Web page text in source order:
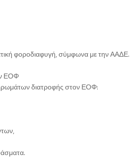
φοροδιαφυγή, σύμφωνα με την ΑΑΔΕ.
ΕΟΦ
διατροφής στον ΕΟΦ: